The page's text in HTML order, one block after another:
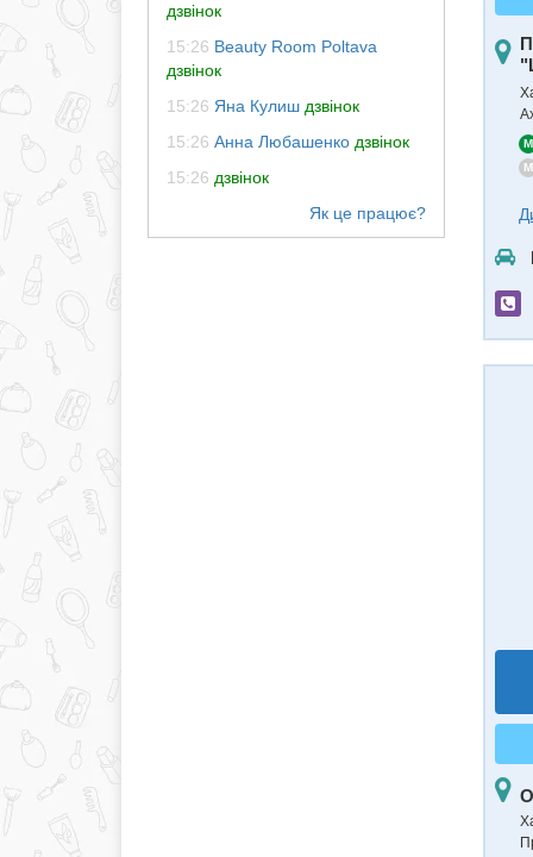
дзвінок
15:26 Beauty Room Poltava
дзвінок
15:26 Яна Кулиш дзвінок
15:26 Анна Любашенко дзвінок
15:26 дзвінок
M
M